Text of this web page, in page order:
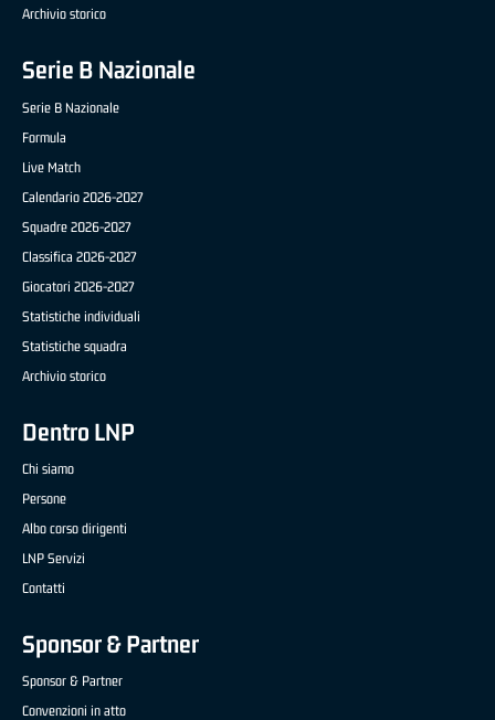
Archivio storico
Serie B Nazionale
Serie B Nazionale
Formula
Live Match
Calendario 2026-2027
Squadre 2026-2027
Classifica 2026-2027
Giocatori 2026-2027
Statistiche individuali
Statistiche squadra
Archivio storico
Dentro LNP
Chi siamo
Persone
Albo corso dirigenti
LNP Servizi
Contatti
Sponsor & Partner
Sponsor & Partner
Convenzioni in atto